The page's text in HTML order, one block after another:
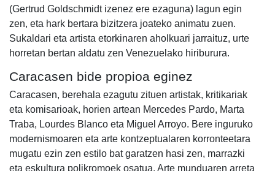
(Gertrud Goldschmidt izenez ere ezaguna) lagun egin
zen, eta hark bertara bizitzera joateko animatu zuen.
Sukaldari eta artista etorkinaren aholkuari jarraituz, urte
horretan bertan aldatu zen Venezuelako hiriburura.
Caracasen bide propioa eginez
Caracasen, berehala ezagutu zituen artistak, kritikariak
eta komisarioak, horien artean Mercedes Pardo, Marta
Traba, Lourdes Blanco eta Miguel Arroyo. Bere inguruko
modernismoaren eta arte kontzeptualaren korronteetara
mugatu ezin zen estilo bat garatzen hasi zen, marrazki
eta eskultura polikromoek osatua. Arte munduaren arreta